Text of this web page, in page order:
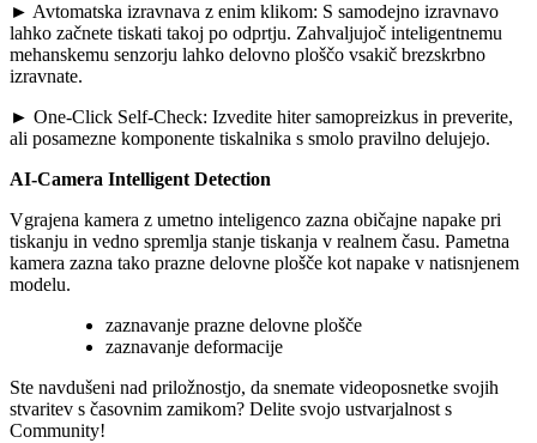
► Avtomatska izravnava z enim klikom: S samodejno izravnavo
lahko začnete tiskati takoj po odprtju. Zahvaljujoč inteligentnemu
mehanskemu senzorju lahko delovno ploščo vsakič brezskrbno
izravnate.
► One-Click Self-Check: Izvedite hiter samopreizkus in preverite,
ali posamezne komponente tiskalnika s smolo pravilno delujejo.
AI-Camera Intelligent Detection
Vgrajena kamera z umetno inteligenco zazna običajne napake pri
tiskanju in vedno spremlja stanje tiskanja v realnem času. Pametna
kamera zazna tako prazne delovne plošče kot napake v natisnjenem
modelu.
zaznavanje prazne delovne plošče
zaznavanje deformacije
Ste navdušeni nad priložnostjo, da snemate videoposnetke svojih
stvaritev s časovnim zamikom? Delite svojo ustvarjalnost s
Community!